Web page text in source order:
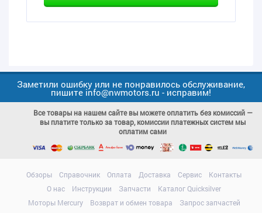
Заметили ошибку или не понравилось обслуживание,
пишите info@nwmotors.ru - исправим!
Все товары на нашем сайте вы можете оплатить без комиссий —
вы платите только за товар, комиссии платежных систем мы
оплатим сами
Обзоры Справочник Оплата Доставка Сервис
Контакты
О нас
Инструкции Запчасти
Каталог Quicksilver
Моторы Mercury
Возврат и обмен товара
Запрос запчастей